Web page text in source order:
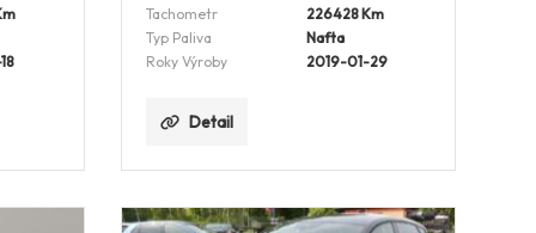
Tachometr
226428 Km
Typ Paliva
Nafta
Roky Výroby
2019-01-29
Detail